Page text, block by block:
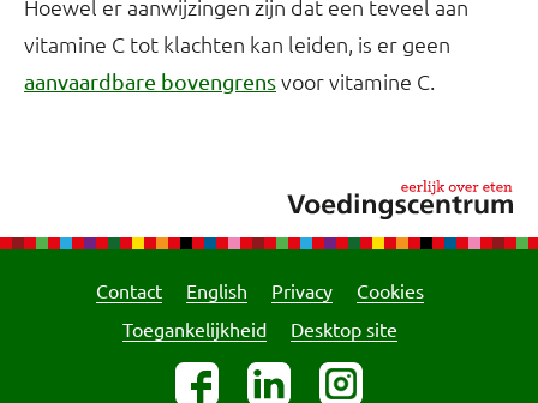
Hoewel er aanwijzingen zijn dat een teveel aan
vitamine C tot klachten kan leiden, is er geen
aanvaardbare bovengrensvoor vitamine C.
Contact English Privacy
Cookies
Toegankelijkheid
Desktop site